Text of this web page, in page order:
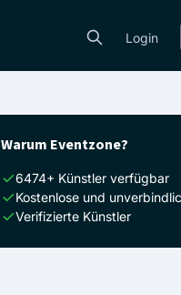
Login
Warum Eventzone?
6474+ Künstler verfügbar
Kostenlose und
Verifizierte Künstler